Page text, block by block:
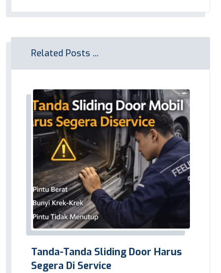
Related Posts ...
Tanda-Tanda Sliding Door Harus
Segera Di Service